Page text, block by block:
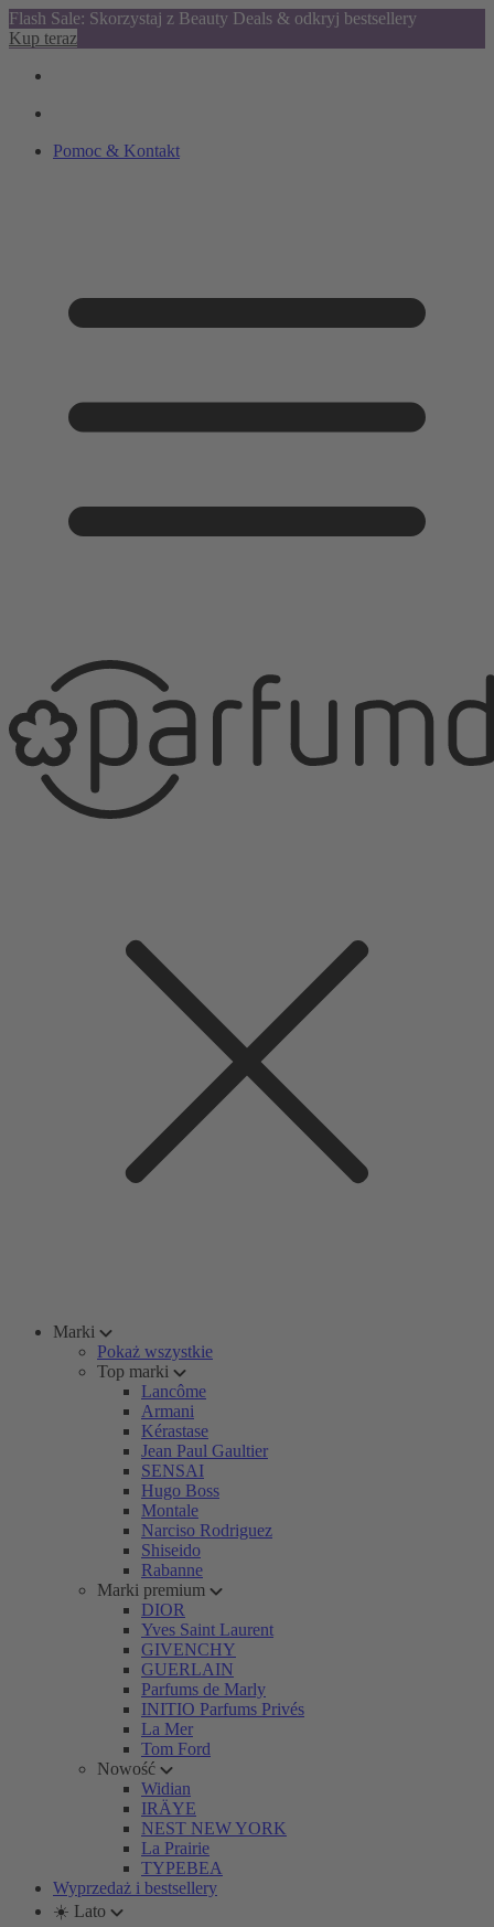
Flash Sale: Skorzystaj z Beauty Deals & odkryj bestsellery
Kup teraz
Pomoc & Kontakt
Marki
Pokaż wszystkie
Top marki
Lancôme
Armani
Kérastase
Jean Paul Gaultier
SENSAI
Hugo Boss
Montale
Narciso Rodriguez
Shiseido
Rabanne
Marki premium
DIOR
Yves Saint Laurent
GIVENCHY
GUERLAIN
Parfums de Marly
INITIO Parfums Privés
La Mer
Tom Ford
Nowość
Widian
IRÄYE
NEST NEW YORK
La Prairie
TYPEBEA
Wyprzedaż i bestsellery
☀️ Lato